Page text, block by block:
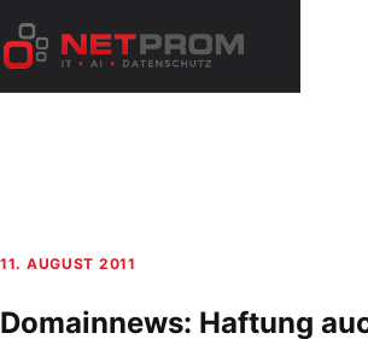
Inhalt
11. AUGUST 2011
Domainnews: Haftung